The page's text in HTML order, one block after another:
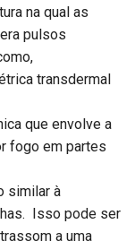
na qual as
pulsos
transdermal
que envolve a
fogo em partes
similar à
Isso pode ser
a uma